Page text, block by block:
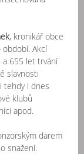
, kronikář obce
Akcí
a 655 let trvání
slavnosti
tehdy i dnes
klubů
apod.
darem
snažení.